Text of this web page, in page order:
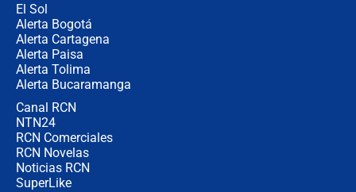
El Sol
Alerta Bogotá
Alerta Cartagena
Alerta Paisa
Alerta Tolima
Alerta Bucaramanga
Canal RCN
NTN24
RCN Comerciales
RCN Novelas
Noticias RCN
SuperLike